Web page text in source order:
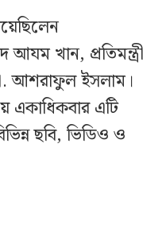
আযম খান, প্রতিমন্ত্রী
আশরাফুল ইসলাম।
একাধিকবার এটি
ছবি, ভিডিও ও